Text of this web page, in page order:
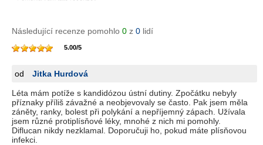
Následující recenze pomohlo 0 z 0 lidí
5.00/5
od Jitka Hurdová
Léta mám potíže s kandidózou ústní dutiny. Zpočátku nebyly
příznaky příliš závažné a neobjevovaly se často. Pak jsem měla
záněty, ranky, bolest při polykání a nepříjemný zápach. Užívala
jsem různé protiplísňové léky, mnohé z nich mi pomohly.
Diflucan nikdy nezklamal. Doporučuji ho, pokud máte plísňovou
infekci.